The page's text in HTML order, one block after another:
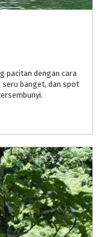
pacitan dengan cara
seru banget, dan spot